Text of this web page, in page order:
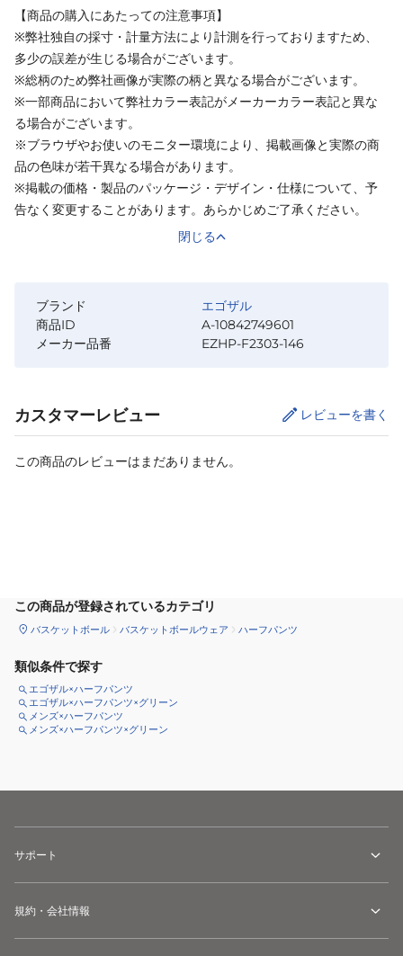
【商品の購入にあたっての注意事項】
※弊社独自の採寸・計量方法により計測を行っておりますため、
多少の誤差が生じる場合がございます。
※総柄のため弊社画像が実際の柄と異なる場合がございます。
※一部商品において弊社カラー表記がメーカーカラー表記と異な
る場合がございます。
※ブラウザやお使いのモニター環境により、掲載画像と実際の商
品の色味が若干異なる場合があります。
※掲載の価格・製品のパッケージ・デザイン・仕様について、予
告なく変更することがあります。あらかじめご了承ください。
閉じる
ブランド
エゴザル
商品ID
A-10842749601
メーカー品番
EZHP-F2303-146
カスタマーレビュー レビューを書く
この商品のレビューはまだありません。
この商品が登録されているカテゴリ
バスケットボール バスケットボールウェア ハーフパンツ
類似条件で探す
エゴザル×ハーフパンツ
エゴザル×ハーフパンツ×グリーン
メンズ×ハーフパンツ
メンズ×ハーフパンツ×グリーン
サポート
規約・会社情報